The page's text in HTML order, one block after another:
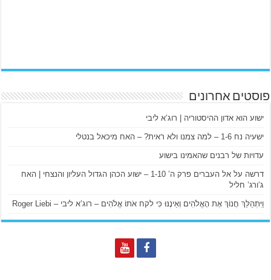
פוסטים אחרונים
ישוע הוא אדון ההיסטוריה | רוג’א ליבי
ישעיה נח 1-6 – למה צמנו ולא ראית? – האח מיכאל בנטלי
עדויות של רבנים שהאמינו בישוע
דרשה על אל העברים פרק ה’ 1-10 – ישוע הכהן הגדול העליון והנצחי | האח
ג’ורג’ חליל
וַיִּתְהַלֵּךְ חֲנוֹךְ אֶת הָאֱלֹהִים וְאֵינֶנּוּ כִּי לקח אֹתוֹ אֱלֹהִים – רוג’א ליבי – Roger Liebi